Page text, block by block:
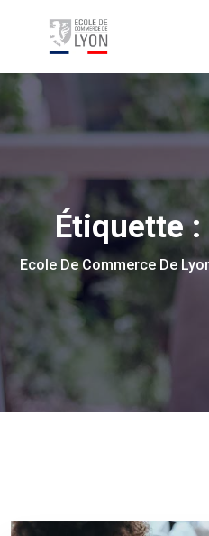
Étiquette :
Ecole De Commerce De